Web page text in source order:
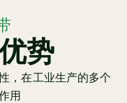
势
，在工业生产的多个
用